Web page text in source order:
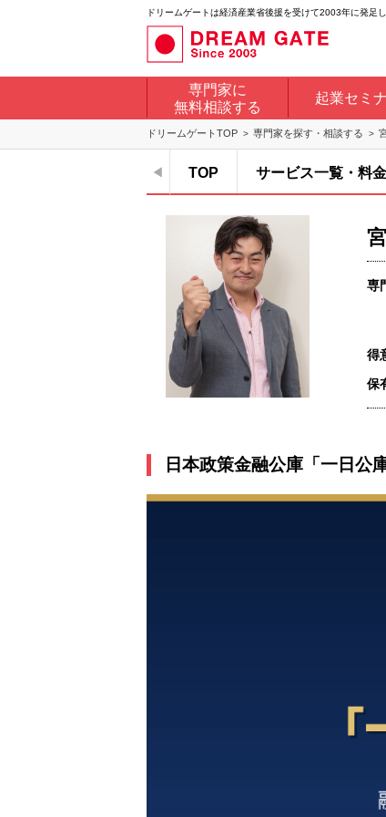
ドリームゲートは経済産業省後援を受けて2003年に発足
専門家に
無料相談する
起業セミ
ドリームゲートTOP 専門家を探す・相談する
TOP サービス一覧・料金
専
得
保
日本政策金融公庫「一日公